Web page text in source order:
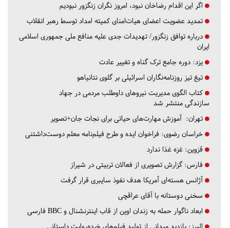
اگر این اقدام رضاخان نبود، امروز نگران زنگزور نبودیم
تمدید عضویت اعضای هیات‌امنای کمیته امداد توسط رهبر انقلاب
درباره توافق زنگزور/ تهدیدات جدی علیه منافع ملی جمهوری اسلامی
ایران
یزد: دوره جامع ترک گناه و تغییر عادت
تیغ تیز روزنامه‌نگاران اسرائیلی بر گلوی نتانیاهو
کتاب الگوی مدیریت نیروهای داوطلب مردمی در جهاد
سازندگی منتشر شد
تهران: آموزش مهارت‌های حیاتی برای نجات جان+تصویر
خراسان رضوی: فراخوان ایده و طرح فیلم‌نامه معلم دوست‌داشتنی
قزوین: غزه غذا ندارد
فارس: گزارش تصویری از فعالان تربیتی در شیراز
آژانس هسته‌ای آمریکا هدف نفوذ سایبری قرار گرفت
سخنی دوستانه با آقای عراقچی
ابعاد ناگوار حمله به زندان اوین از قاب اینترنشنال و BBC فارسی